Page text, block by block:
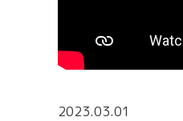
2023.03.01